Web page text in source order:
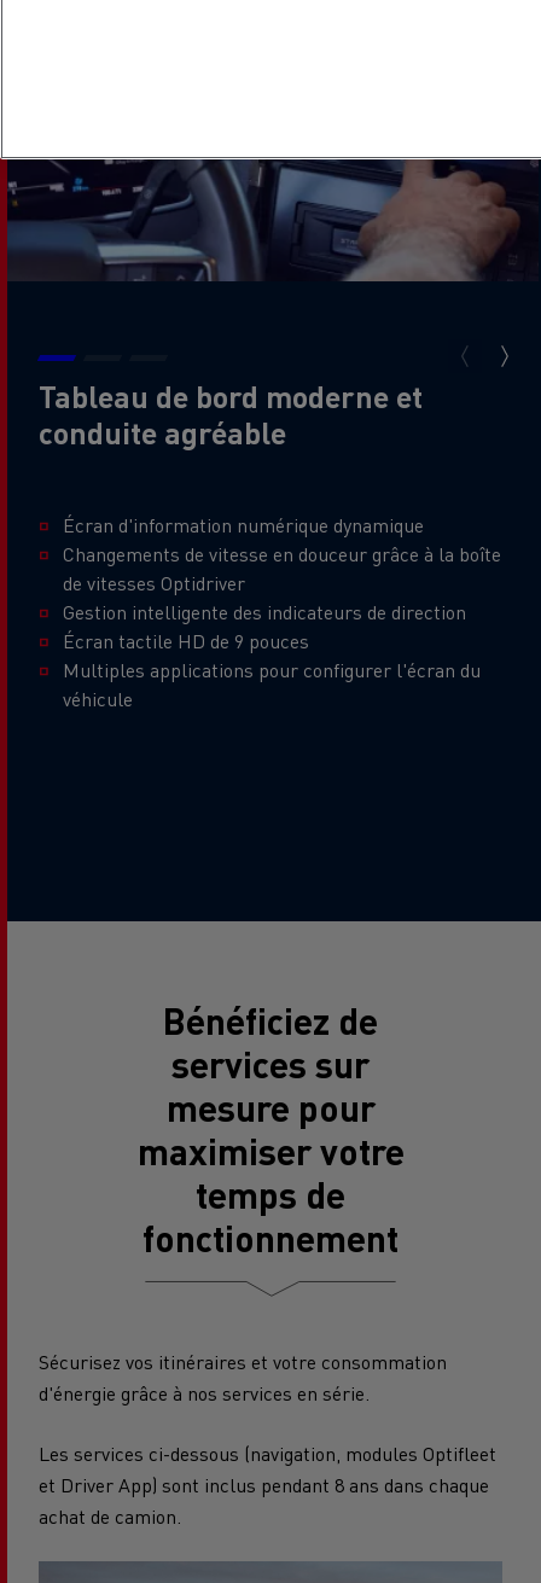
Tableau de bord moderne et
conduite agréable
Écran d'information numérique dynamique
Changements de vitesse en douceur grâce à la boîte
de vitesses Optidriver
Gestion intelligente des indicateurs de direction
Écran tactile HD de 9 pouces
Multiples applications pour configurer l'écran du
véhicule
Bénéficiez de
services sur
mesure pour
maximiser votre
temps de
fonctionnement
Sécurisez vos itinéraires et votre consommation
d'énergie grâce à nos services en série.
Les services ci-dessous (navigation, modules Optifleet
et Driver App) sont inclus pendant 8 ans dans chaque
achat de camion.